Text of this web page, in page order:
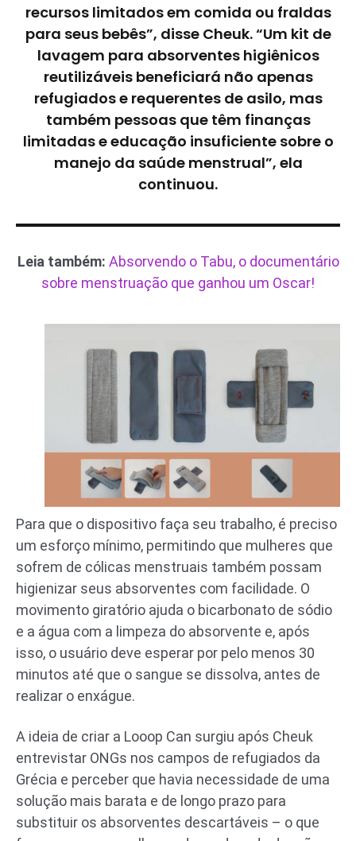
recursos limitados em comida ou fraldas
para seus bebês”, disse Cheuk. “Um kit de
lavagem para absorventes higiênicos
reutilizáveis ​​beneficiará não apenas
refugiados e requerentes de asilo, mas
também pessoas que têm finanças
limitadas e educação insuficiente sobre o
manejo da saúde menstrual”, ela
continuou.
Leia também: Absorvendo o Tabu, o documentário
sobre menstruação que ganhou um Oscar!
Para que o dispositivo faça seu trabalho, é preciso
um esforço mínimo, permitindo que mulheres que
sofrem de cólicas menstruais também possam
higienizar seus absorventes com facilidade. O
movimento giratório ajuda o bicarbonato de sódio
e a água com a limpeza do absorvente e, após
isso, o usuário deve esperar por pelo menos 30
minutos até que o sangue se dissolva, antes de
realizar o enxágue.
A ideia de criar a Looop Can surgiu após Cheuk
entrevistar ONGs nos campos de refugiados da
Grécia e perceber que havia necessidade de uma
solução mais barata e de longo prazo para
substituir os absorventes descartáveis – o que